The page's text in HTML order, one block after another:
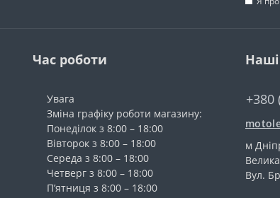
Час роботи
Увага
Зміна графіку роботи магазину:
Понеділок з 8:00 – 18:00
Вівторок з 8:00 – 18:00
Середа з 8:00 – 18:00
Четверг з 8:00 – 18:00
П’ятниця з 8:00 – 18:00
+380
м
Вул.